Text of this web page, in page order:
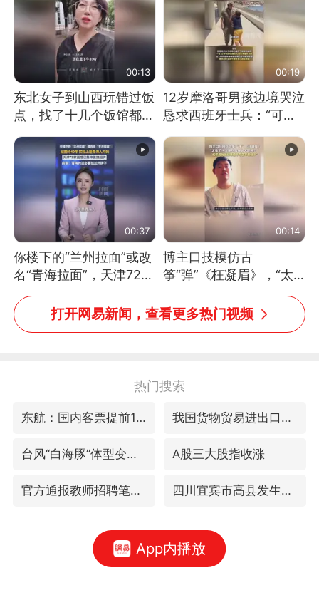
00:13
东北女子到山西玩错过饭
点，找了十几个饭馆都没
00:19
12岁摩洛哥男孩边境哭泣
恳求西班牙士兵：“可不
00:37
你楼下的“兰州拉面”或改
名“青海拉面”，天津72家
面馆已集体更换招牌
00:14
博主口技模仿古
筝“弹”《枉凝眉》，“太
像了～你是吃古筝长大的
吗？”“或将成为首位考级
不带古筝的选手。”（来
打开网易新闻，查看更多热门视频
热门搜索
东航：国内客票提前14天免费退改 我国货物贸易进出口超30万亿元
台风“白海豚”体型变大！环流面积接近13个浙江那么大 A股三大股指收涨
官方通报教师招聘笔试前13名被淘汰 四川宜宾市高县发生4.9级地震
App内播放